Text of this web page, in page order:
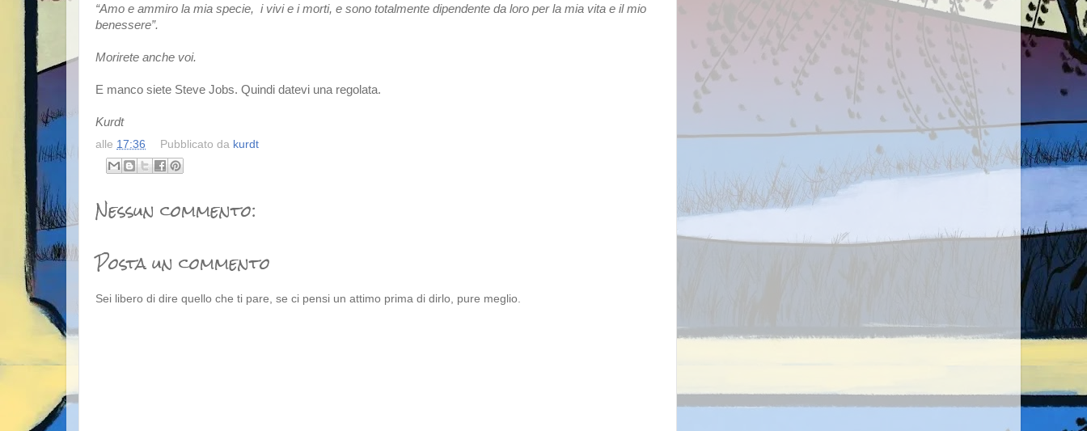
“Amo e ammiro la mia specie,  i vivi e i morti, e sono totalmente dipendente da loro per la mia vita e il mio
benessere”.
E manco siete Steve Jobs. Quindi datevi una regolata.
Kurdt
alle 17:36 Pubblicato da kurdt
Nessun commento:
Posta un commento
Sei libero di dire quello che ti pare, se ci pensi un attimo prima di dirlo, pure meglio.